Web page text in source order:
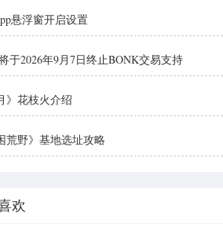
悬浮窗开启设置
于2026年9月7日终止BONK交易支持
》花枝火介绍
荒野》基地选址攻略
欢